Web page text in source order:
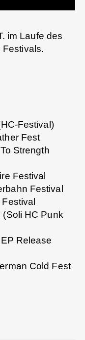
im Laufe des
Festivals.
Festival)
Fest
Strength
Festival
Festival
HC Punk
Release
Cold Fest